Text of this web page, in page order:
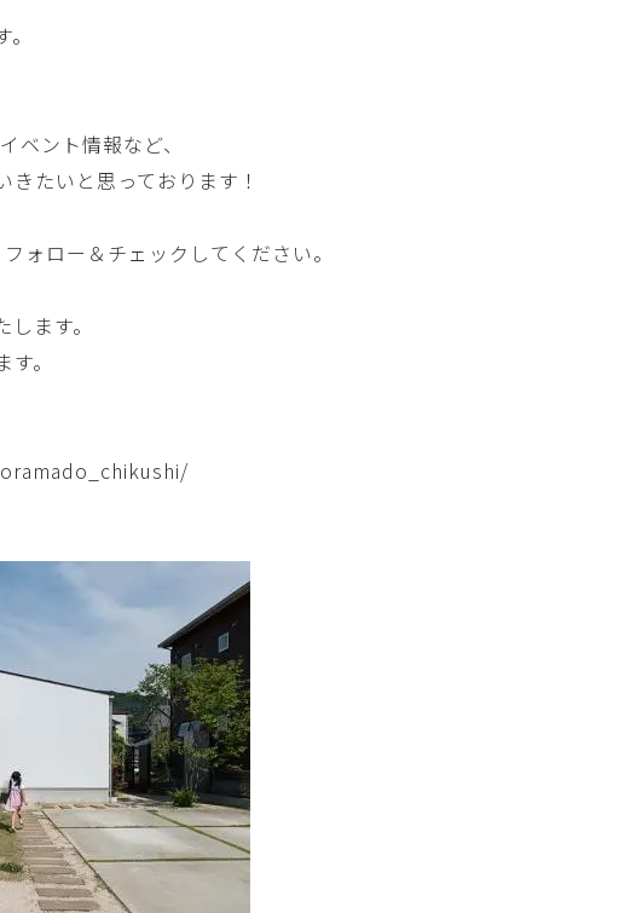
ベント情報など、
たいと思っております！
ォロー＆チェックしてください。
ます。
。